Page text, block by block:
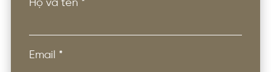
Họ và tên *
Email *